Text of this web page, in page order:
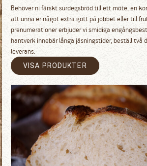
Behöver ni färskt surdegsbröd till ett möte, en
att unna er något extra gott på jobbet eller till
prenumerationer erbjuder vi smidiga
hantverk innebär långa jäsningstider, beställ två
leverans.
VISA PRODUKTER